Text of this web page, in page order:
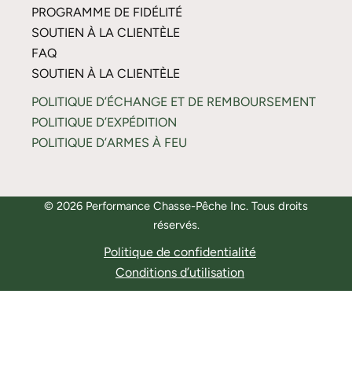
PROGRAMME DE FIDÉLITÉ
SOUTIEN À LA CLIENTÈLE
FAQ
SOUTIEN À LA CLIENTÈLE
POLITIQUE D’ÉCHANGE ET DE REMBOURSEMENT
POLITIQUE D’EXPÉDITION
POLITIQUE D’ARMES À FEU
© 2026 Performance Chasse-Pêche Inc. Tous droits
réservés.
Politique de confidentialité
Conditions d’utilisation